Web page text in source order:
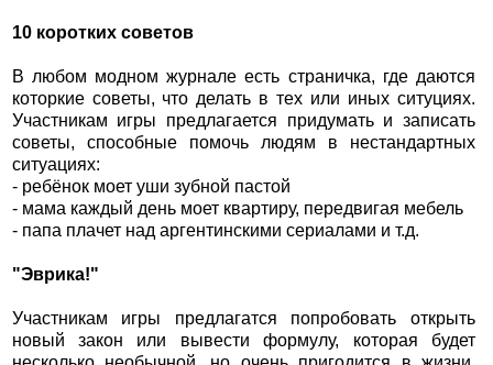
10 коротких советов
В любом модном журнале есть страничка, где даются
которкие советы, что делать в тех или иных ситуциях.
Участникам игры предлагается придумать и записать
советы, способные помочь людям в нестандартных
ситуациях:
- ребёнок моет уши зубной пастой
- мама каждый день моет квартиру, передвигая мебель
- папа плачет над аргентинскими сериалами и т.д.
"Эврика!"
Участникам игры предлагатся попробовать открыть
новый закон или вывести формулу, которая будет